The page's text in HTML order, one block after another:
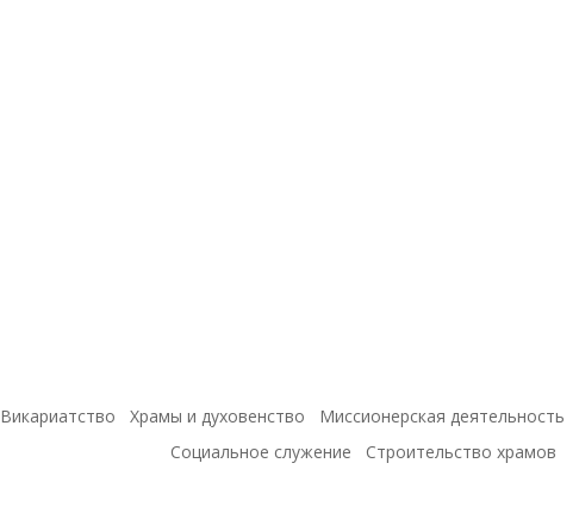
Викариатство Храмы и духовенство Миссионерская деятельность
Социальное служение
Строительство храмов